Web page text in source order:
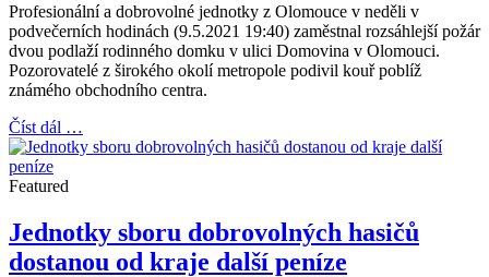
Profesionální a dobrovolné jednotky z Olomouce v neděli v
podvečerních hodinách (9.5.2021 19:40) zaměstnal rozsáhlejší požár
dvou podlaží rodinného domku v ulici Domovina v Olomouci.
Pozorovatelé z širokého okolí metropole podivil kouř poblíž
známého obchodního centra.
Číst dál …
Featured
Jednotky sboru dobrovolných hasičů
dostanou od kraje další peníze